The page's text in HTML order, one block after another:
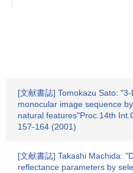
[文献書誌] Tomokazu Sato:
monocular image sequence
natural features"Proc.14th
157-164 (2001)
[文献書誌] Takashi Machida:
reflectance parameters by